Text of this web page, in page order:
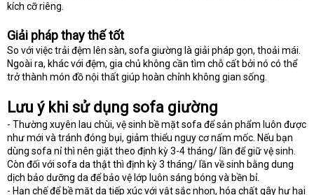
kích cỡ riêng.
Giải pháp thay thế tốt
So với việc trải đệm lên sàn, sofa giường là giải pháp gọn, thoải mái.
Ngoài ra, khác với đệm, gia chủ không cần tìm chỗ cất bởi nó có thể
trở thành món đồ nội thất giúp hoàn chỉnh không gian sống.
Lưu ý khi sử dụng sofa giường
- Thường xuyên lau chùi, vệ sinh bề mặt sofa để sản phẩm luôn được
như mới và tránh đóng bụi, giảm thiểu nguy cơ nấm mốc. Nếu bạn
dùng sofa nỉ thì nên giặt theo định kỳ 3-4 tháng/ lần để giữ vệ sinh.
Còn đối với sofa da thật thì định kỳ 3 tháng/ lần về sinh bằng dung
dịch bảo dưỡng da để bảo vệ lớp luôn sáng bóng và bền bỉ.
- Hạn chế để bề mặt da tiếp xúc với vật sắc nhọn, hóa chất gây hư hại